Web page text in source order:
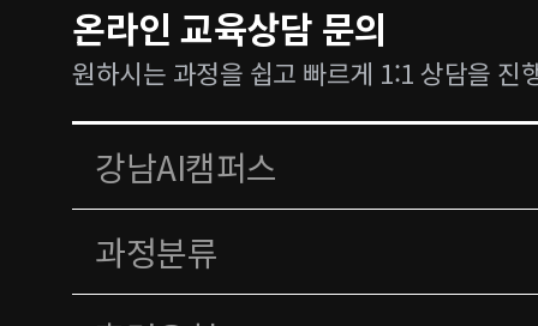
온라인 교육상담 문의
원하시는 과정을 쉽고 빠르게 1:1 상담을 진